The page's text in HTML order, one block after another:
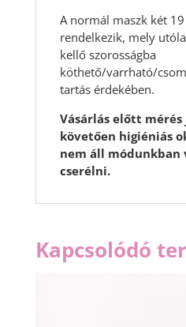
A normál maszk két
rendelkezik, mely
kellő szorosságba
köthető/varrható/
tartás érdekében.
Vásárlás előtt
követően higiéniás
nem áll módunkban
cserélni.
Kapcsolódó